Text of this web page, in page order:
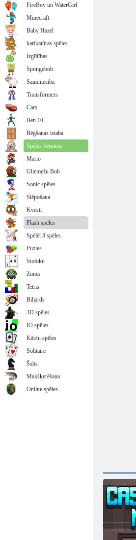
FireBoy un WaterGirl
Minecraft
Baby Hazel
karikatūras spēles
Izglītības
Spongebob
Saimniecība
Transformers
Cars
Ben 10
Bēgšanas istaba
Spēles bērniem
Mario
Gliemežu Bob
Sonic spēles
Slēpošana
Kvesti
Flash spēles
Spēlēt 3 spēles
Puzles
Sudoku
Zuma
Tetris
Biljards
3D spēles
IO spēles
Kāršu spēles
Solitaire
Šahs
Makšķerēšana
Online spēles